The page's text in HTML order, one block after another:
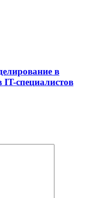
в
IT-специалистов